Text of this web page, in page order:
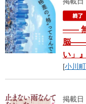
―― 無
脳――
い」
[小川
掲載日